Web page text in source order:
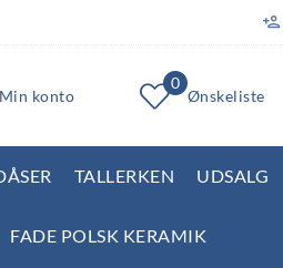
Min konto
0
Ønskeliste
TALLERKEN UDSALG
FADE POLSK KERAMIK